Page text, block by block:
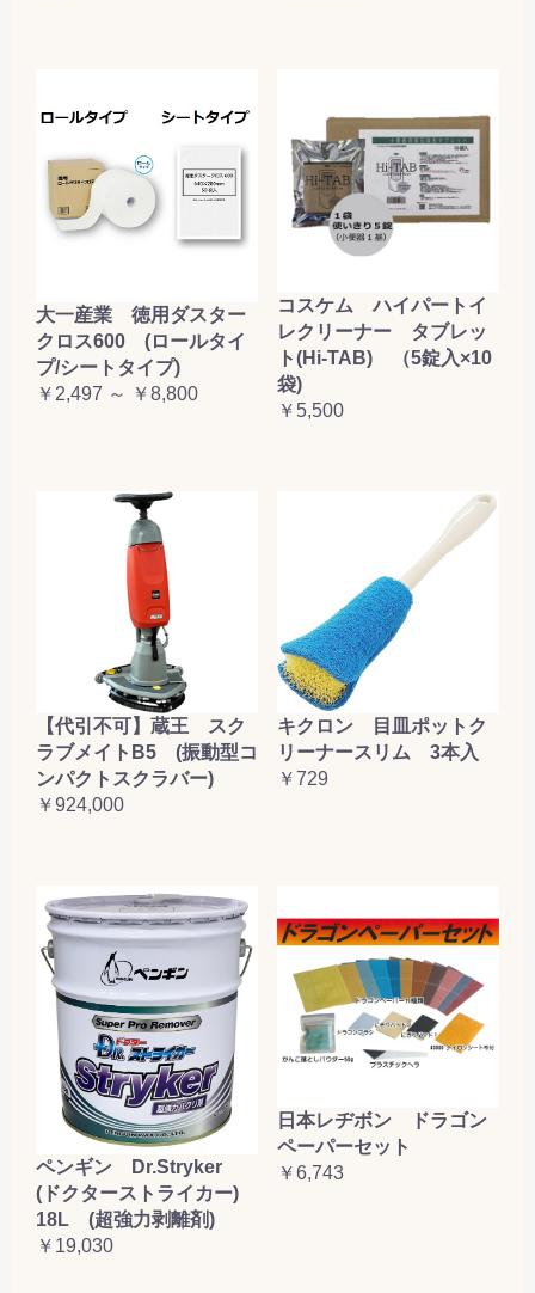
大一産業 徳用ダスター
クロス600 (ロールタイ
プ/シートタイプ)
￥2,497 ～ ￥8,800
コスケム ハイパートイ
レクリーナー タブレッ
ト(Hi-TAB) （5錠入×10
袋)
￥5,500
【代引不可】蔵王 スク
ラブメイトB5 (振動型コ
ンパクトスクラバー)
￥924,000
キクロン 目皿ポットク
リーナースリム 3本入
￥729
ペンギン Dr.Stryker
(ドクターストライカー)
18L (超強力剥離剤)
￥19,030
日本レヂボン ドラゴン
ペーパーセット
￥6,743